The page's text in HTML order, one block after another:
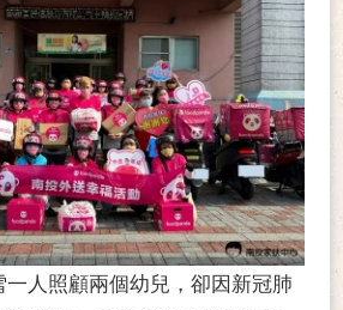
人照顧兩個幼兒，卻因新冠肺